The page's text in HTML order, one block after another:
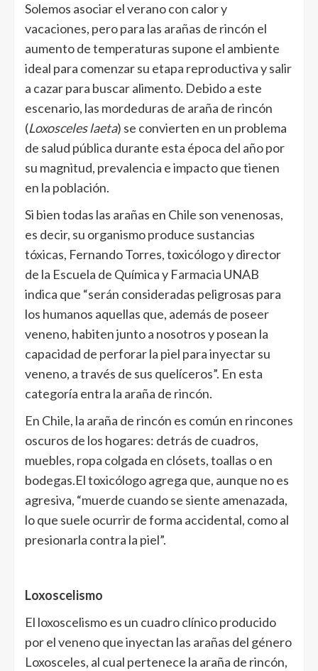
Solemos asociar el verano con calor y
vacaciones, pero para las arañas de rincón el
aumento de temperaturas supone el ambiente
ideal para comenzar su etapa reproductiva y salir
a cazar para buscar alimento. Debido a este
escenario, las mordeduras de araña de rincón
(Loxosceles laeta) se convierten en un problema
de salud pública durante esta época del año por
su magnitud, prevalencia e impacto que tienen
en la población.
Si bien todas las arañas en Chile son venenosas,
es decir, su organismo produce sustancias
tóxicas, Fernando Torres, toxicólogo y director
de la Escuela de Química y Farmacia UNAB
indica que “serán consideradas peligrosas para
los humanos aquellas que, además de poseer
veneno, habiten junto a nosotros y posean la
capacidad de perforar la piel para inyectar su
veneno, a través de sus quelíceros”. En esta
categoría entra la araña de rincón.
En Chile, la araña de rincón es común en rincones
oscuros de los hogares: detrás de cuadros,
muebles, ropa colgada en clósets, toallas o en
bodegas.El toxicólogo agrega que, aunque no es
agresiva, “muerde cuando se siente amenazada,
lo que suele ocurrir de forma accidental, como al
presionarla contra la piel”.
Loxoscelismo
El loxoscelismo es un cuadro clínico producido
por el veneno que inyectan las arañas del género
Loxosceles, al cual pertenece la araña de rincón,